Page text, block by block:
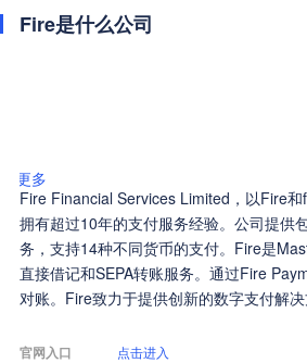
Fire是什么公司
更多
Fire Financial Services Limited，以Fire
拥有超过10年的支付服务经验。公司提供
务，支持14种不同货币的支付。Fire是
直接借记和SEPA转账服务。通过Fire
对账。Fire致力于提供创新的数字支付解
官网入口 点击进入